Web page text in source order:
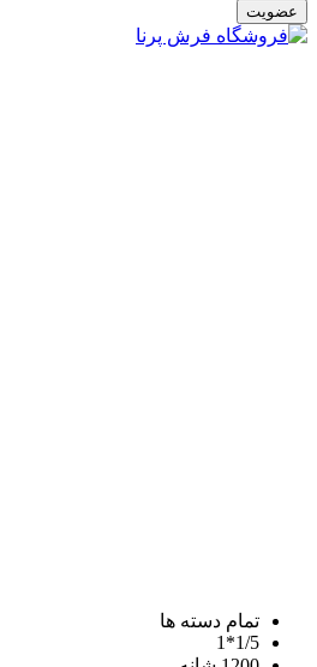
تمام دسته ها
1/5*1